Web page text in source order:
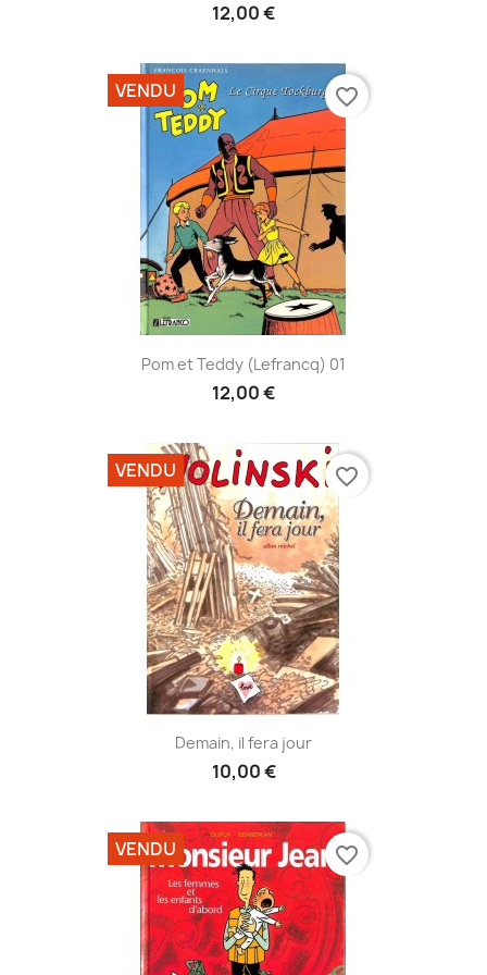
12,00 €
Pom et Teddy (Lefrancq) 01
12,00 €
VENDU favorite_border
Demain, il fera jour
10,00 €
VENDU favorite_border
VENDU favorite_border